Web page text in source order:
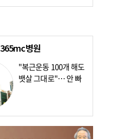
365mc병원
"복근운동 100개 해도
뱃살 그대로"… 안 빠